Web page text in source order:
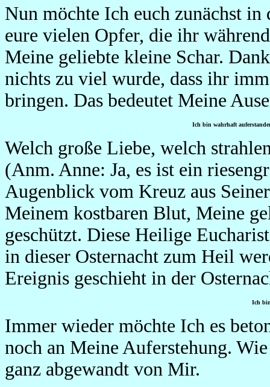
Nun möchte Ich euch zunächst
eure vielen Opfer, die ihr
Meine geliebte kleine Schar.
nichts zu viel wurde, dass ihr
bringen. Das bedeutet Meine
Ich bin wahrhaft
Welch große Liebe, welch
(Anm. Anne: Ja, es ist ein
Augenblick vom Kreuz aus
Meinem kostbaren Blut, Meine
geschützt. Diese Heilige
in dieser Osternacht zum Heil
Ereignis geschieht in der
Ich
Immer wieder möchte Ich es
noch an Meine Auferstehung.
ganz abgewandt von Mir.